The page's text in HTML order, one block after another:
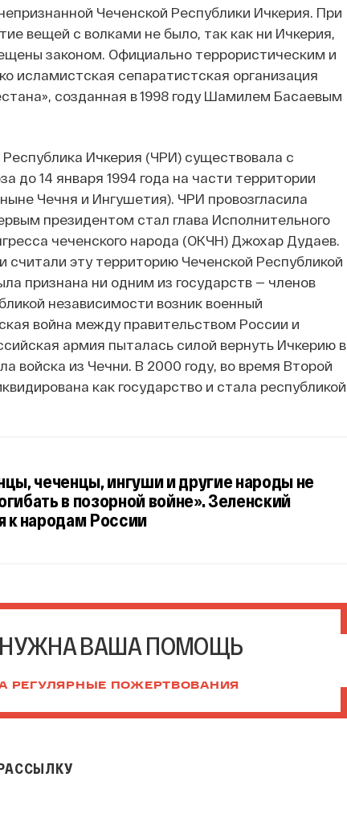
Чеченской Республики Ичкерия. При
вещей с волками не было, так как ни Ичкерия,
законом. Официально террористическим и
исламистская сепаратистская организация
созданная в 1998 году Шамилем Басаевым
Ичкерия (ЧРИ) существовала с
до 14 января 1994 года на части территории
Чечня и Ингушетия). ЧРИ провозгласила
президентом стал глава Исполнительного
чеченского народа (ОКЧН) Джохар Дудаев.
считали эту территорию Чеченской Республикой
признана ни одним из государств — членов
независимости возник военный
война между правительством России и
армия пыталась силой вернуть Ичкерию в
войска из Чечни. В 2000 году, во время Второй
как государство и стала республикой
чеченцы, ингуши и другие народы не
в позорной войне». Зеленский
к народам России
ВАША ПОМОЩЬ
РЕГУЛЯРНЫЕ ПОЖЕРТВОВАНИЯ